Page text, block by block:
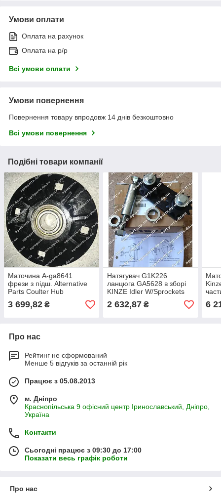
Умови оплати
Оплата на рахунок
Оплата на р/р
Всі умови оплати
Умови повернення
Повернення товару впродовж 14 днів безкоштовно
Всі умови повернення
Подібні товари компанії
Маточина A-ga8641
фрези з підш. Alternative
Parts Coulter Hub
W/Bearings ступиця
ga5640 запчастини
3 699,82 ₴
Натягувач G1K226
ланцюга GA5628 в зборі
KINZE Idler W/Sprockets
натяжник GA5136
2 632,87₴
W/
6
Про нас
Рейтинг не сформований
Менше 5 відгуків за останній рік
Працює з 05.08.2013
м. Дніпро
Краснопільська 9 офісний центр Іринославський, Дніпро,
Україна
Контакти
Сьогодні працює з 09:30 до 17:00
Показати весь графік роботи
Про нас